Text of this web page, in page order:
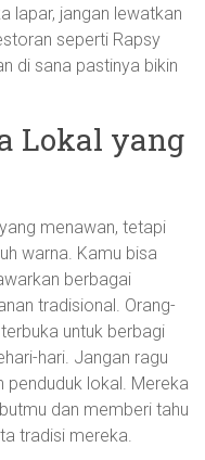
lapar, jangan lewatkan
seperti Rapsy
di sana pastinya bikin
Lokal yang
menawan, tetapi
warna. Kamu bisa
berbagai
tradisional. Orang-
untuk berbagi
hari. Jangan ragu
penduduk lokal. Mereka
dan memberi tahu
tradisi mereka.